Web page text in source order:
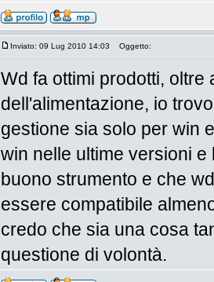
Inviato: 09 Lug 2010 14:03 Oggetto:
Wd fa ottimi prodotti,
dell'alimentazione, io
gestione sia solo per win
win nelle ultime versioni
buono strumento e che
essere compatibile
credo che sia una cosa
questione di volontà.